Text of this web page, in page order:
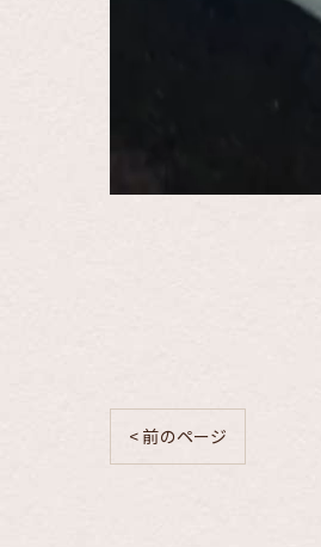
< 前のページ